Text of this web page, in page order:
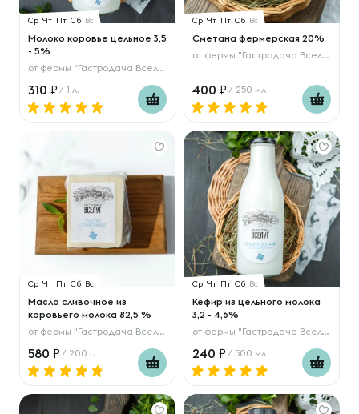
Ср Чт Пт Сб Вс
Молоко коровье цельное 3,5
- 5%
от фермы "Гастродача Вселуг"
310 / 1 л.
Ср Чт Пт Сб Вс
Сметана фермерская 20%
от фермы "Гастродача Вселуг"
400 / 250 мл
Ср Чт Пт Сб Вс
Масло сливочное из
коровьего молока 82,5 %
от фермы "Гастродача Вселуг"
580 / 200 г.
Ср Чт Пт Сб Вс
Кефир из цельного молока
3,2 - 4,6%
от фермы "Гастродача Вселуг"
240 / 500 мл